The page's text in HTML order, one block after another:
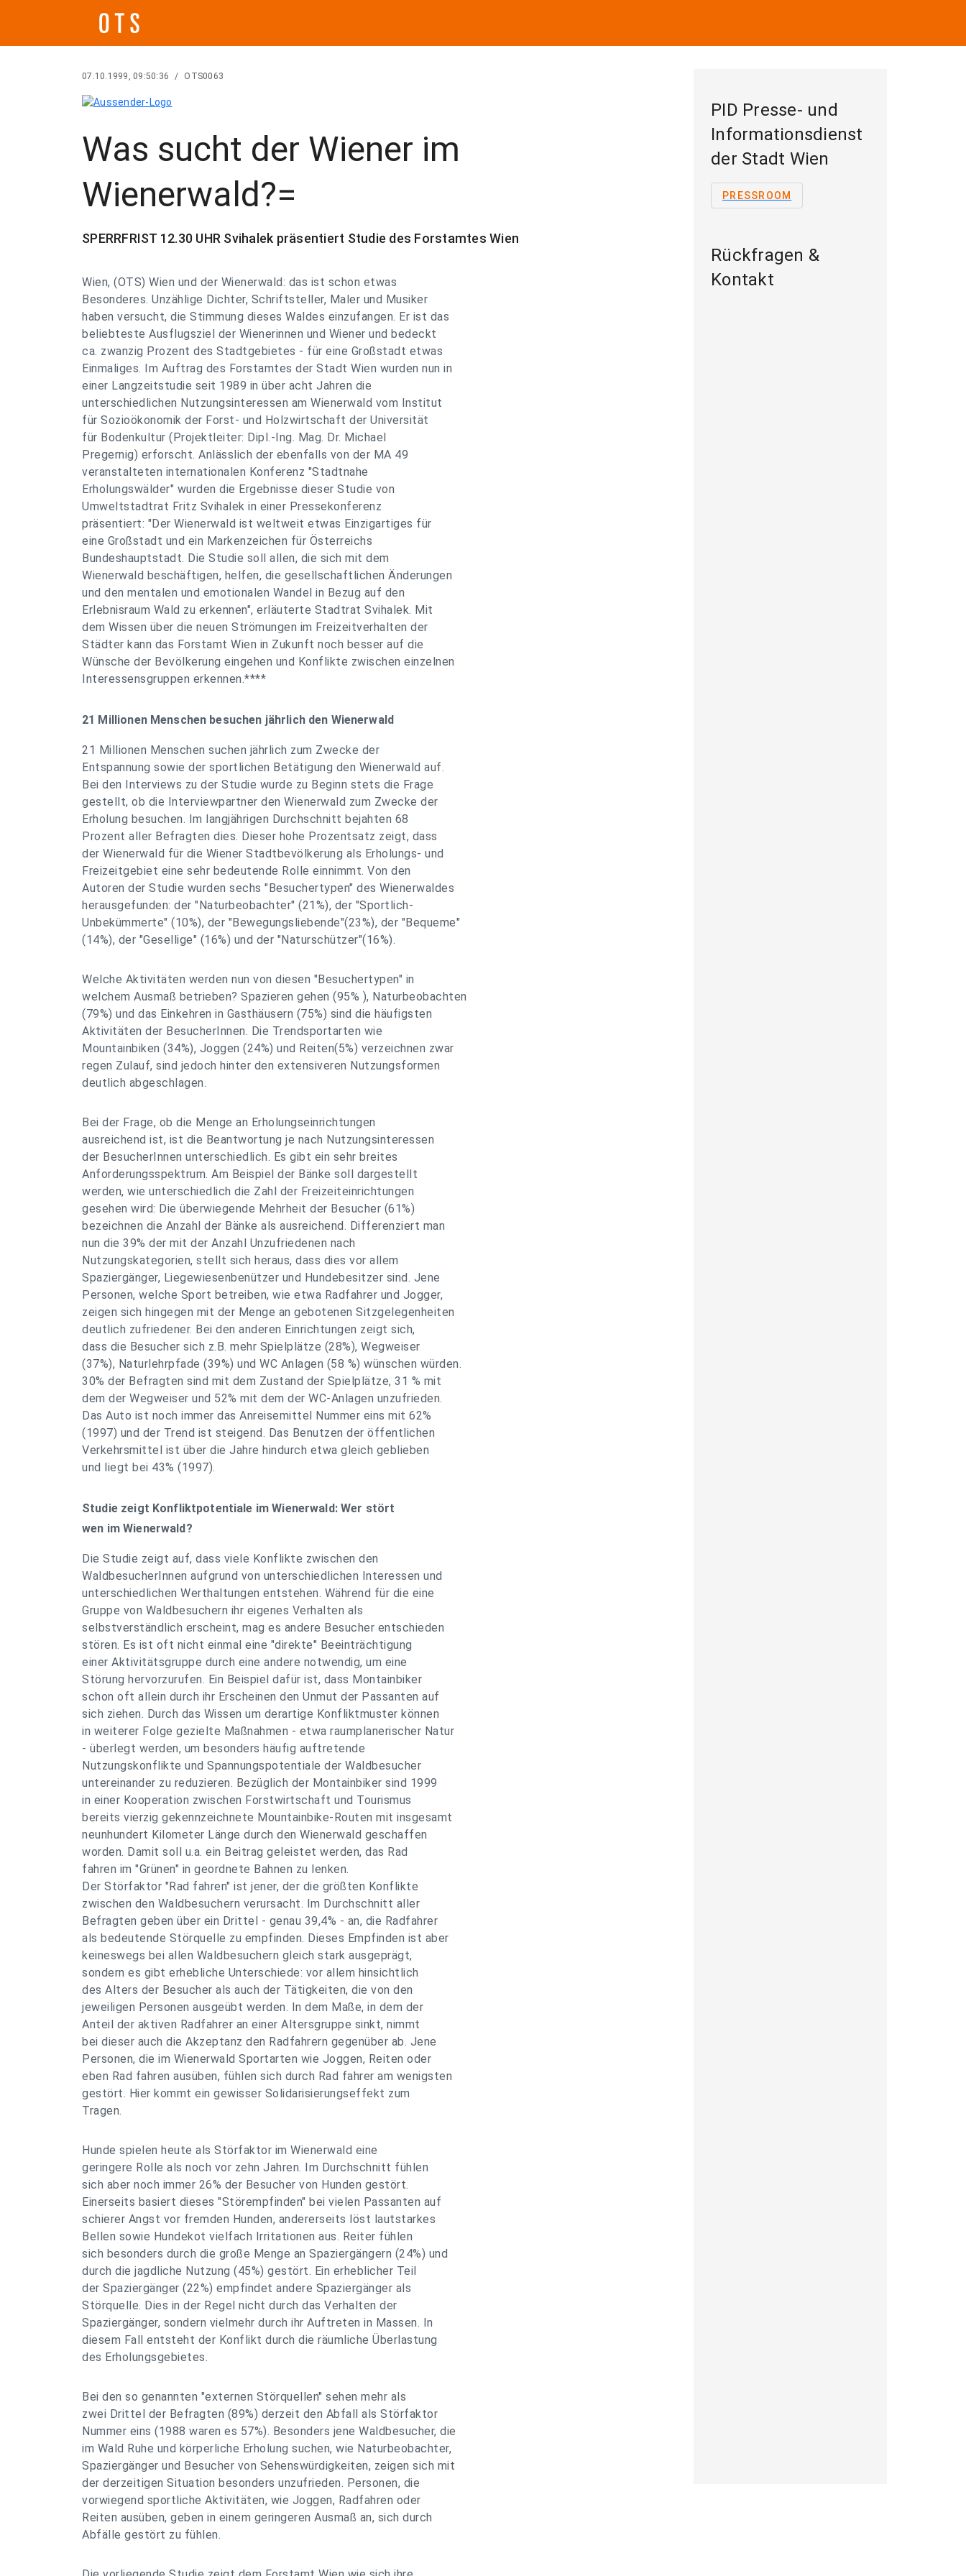
07.10.1999, 09:50:36 / OTS0063
Was sucht der Wiener im
Wienerwald?=
SPERRFRIST 12.30 UHR Svihalek präsentiert Studie des Forstamtes Wien
Wien, (OTS) Wien und der Wienerwald: das ist schon etwas
Besonderes. Unzählige Dichter, Schriftsteller, Maler und Musiker
haben versucht, die Stimmung dieses Waldes einzufangen. Er ist das
beliebteste Ausflugsziel der Wienerinnen und Wiener und bedeckt
ca. zwanzig Prozent des Stadtgebietes - für eine Großstadt etwas
Einmaliges. Im Auftrag des Forstamtes der Stadt Wien wurden nun in
einer Langzeitstudie seit 1989 in über acht Jahren die
unterschiedlichen Nutzungsinteressen am Wienerwald vom Institut
für Sozioökonomik der Forst- und Holzwirtschaft der Universität
für Bodenkultur (Projektleiter: Dipl.-Ing. Mag. Dr. Michael
Pregernig) erforscht. Anlässlich der ebenfalls von der MA 49
veranstalteten internationalen Konferenz "Stadtnahe
Erholungswälder" wurden die Ergebnisse dieser Studie von
Umweltstadtrat Fritz Svihalek in einer Pressekonferenz
präsentiert: "Der Wienerwald ist weltweit etwas Einzigartiges für
eine Großstadt und ein Markenzeichen für Österreichs
Bundeshauptstadt. Die Studie soll allen, die sich mit dem
Wienerwald beschäftigen, helfen, die gesellschaftlichen Änderungen
und den mentalen und emotionalen Wandel in Bezug auf den
Erlebnisraum Wald zu erkennen", erläuterte Stadtrat Svihalek. Mit
dem Wissen über die neuen Strömungen im Freizeitverhalten der
Städter kann das Forstamt Wien in Zukunft noch besser auf die
Wünsche der Bevölkerung eingehen und Konflikte zwischen einzelnen
Interessensgruppen erkennen.****
21 Millionen Menschen besuchen jährlich den Wienerwald
21 Millionen Menschen suchen jährlich zum Zwecke der
Entspannung sowie der sportlichen Betätigung den Wienerwald auf.
Bei den Interviews zu der Studie wurde zu Beginn stets die Frage
gestellt, ob die Interviewpartner den Wienerwald zum Zwecke der
Erholung besuchen. Im langjährigen Durchschnitt bejahten 68
Prozent aller Befragten dies. Dieser hohe Prozentsatz zeigt, dass
der Wienerwald für die Wiener Stadtbevölkerung als Erholungs- und
Freizeitgebiet eine sehr bedeutende Rolle einnimmt. Von den
Autoren der Studie wurden sechs "Besuchertypen" des Wienerwaldes
herausgefunden: der "Naturbeobachter" (21%), der "Sportlich-
Unbekümmerte" (10%), der "Bewegungsliebende"(23%), der "Bequeme"
(14%), der "Gesellige" (16%) und der "Naturschützer"(16%).
Welche Aktivitäten werden nun von diesen "Besuchertypen" in
welchem Ausmaß betrieben? Spazieren gehen (95% ), Naturbeobachten
(79%) und das Einkehren in Gasthäusern (75%) sind die häufigsten
Aktivitäten der BesucherInnen. Die Trendsportarten wie
Mountainbiken (34%), Joggen (24%) und Reiten(5%) verzeichnen zwar
regen Zulauf, sind jedoch hinter den extensiveren Nutzungsformen
deutlich abgeschlagen.
Bei der Frage, ob die Menge an Erholungseinrichtungen
ausreichend ist, ist die Beantwortung je nach Nutzungsinteressen
der BesucherInnen unterschiedlich. Es gibt ein sehr breites
Anforderungsspektrum. Am Beispiel der Bänke soll dargestellt
werden, wie unterschiedlich die Zahl der Freizeiteinrichtungen
gesehen wird: Die überwiegende Mehrheit der Besucher (61%)
bezeichnen die Anzahl der Bänke als ausreichend. Differenziert man
nun die 39% der mit der Anzahl Unzufriedenen nach
Nutzungskategorien, stellt sich heraus, dass dies vor allem
Spaziergänger, Liegewiesenbenützer und Hundebesitzer sind. Jene
Personen, welche Sport betreiben, wie etwa Radfahrer und Jogger,
zeigen sich hingegen mit der Menge an gebotenen Sitzgelegenheiten
deutlich zufriedener. Bei den anderen Einrichtungen zeigt sich,
dass die Besucher sich z.B. mehr Spielplätze (28%), Wegweiser
(37%), Naturlehrpfade (39%) und WC Anlagen (58 %) wünschen würden.
30% der Befragten sind mit dem Zustand der Spielplätze, 31 % mit
dem der Wegweiser und 52% mit dem der WC-Anlagen unzufrieden.
Das Auto ist noch immer das Anreisemittel Nummer eins mit 62%
(1997) und der Trend ist steigend. Das Benutzen der öffentlichen
Verkehrsmittel ist über die Jahre hindurch etwa gleich geblieben
und liegt bei 43% (1997).
Studie zeigt Konfliktpotentiale im Wienerwald: Wer stört
wen im Wienerwald?
Die Studie zeigt auf, dass viele Konflikte zwischen den
WaldbesucherInnen aufgrund von unterschiedlichen Interessen und
unterschiedlichen Werthaltungen entstehen. Während für die eine
Gruppe von Waldbesuchern ihr eigenes Verhalten als
selbstverständlich erscheint, mag es andere Besucher entschieden
stören. Es ist oft nicht einmal eine "direkte" Beeinträchtigung
einer Aktivitätsgruppe durch eine andere notwendig, um eine
Störung hervorzurufen. Ein Beispiel dafür ist, dass Montainbiker
schon oft allein durch ihr Erscheinen den Unmut der Passanten auf
sich ziehen. Durch das Wissen um derartige Konfliktmuster können
in weiterer Folge gezielte Maßnahmen - etwa raumplanerischer Natur
- überlegt werden, um besonders häufig auftretende
Nutzungskonflikte und Spannungspotentiale der Waldbesucher
untereinander zu reduzieren. Bezüglich der Montainbiker sind 1999
in einer Kooperation zwischen Forstwirtschaft und Tourismus
bereits vierzig gekennzeichnete Mountainbike-Routen mit insgesamt
neunhundert Kilometer Länge durch den Wienerwald geschaffen
worden. Damit soll u.a. ein Beitrag geleistet werden, das Rad
fahren im "Grünen" in geordnete Bahnen zu lenken.
Der Störfaktor "Rad fahren" ist jener, der die größten Konflikte
zwischen den Waldbesuchern verursacht. Im Durchschnitt aller
Befragten geben über ein Drittel - genau 39,4% - an, die Radfahrer
als bedeutende Störquelle zu empfinden. Dieses Empfinden ist aber
keineswegs bei allen Waldbesuchern gleich stark ausgeprägt,
sondern es gibt erhebliche Unterschiede: vor allem hinsichtlich
des Alters der Besucher als auch der Tätigkeiten, die von den
jeweiligen Personen ausgeübt werden. In dem Maße, in dem der
Anteil der aktiven Radfahrer an einer Altersgruppe sinkt, nimmt
bei dieser auch die Akzeptanz den Radfahrern gegenüber ab. Jene
Personen, die im Wienerwald Sportarten wie Joggen, Reiten oder
eben Rad fahren ausüben, fühlen sich durch Rad fahrer am wenigsten
gestört. Hier kommt ein gewisser Solidarisierungseffekt zum
Tragen.
Hunde spielen heute als Störfaktor im Wienerwald eine
geringere Rolle als noch vor zehn Jahren. Im Durchschnitt fühlen
sich aber noch immer 26% der Besucher von Hunden gestört.
Einerseits basiert dieses "Störempfinden" bei vielen Passanten auf
schierer Angst vor fremden Hunden, andererseits löst lautstarkes
Bellen sowie Hundekot vielfach Irritationen aus. Reiter fühlen
sich besonders durch die große Menge an Spaziergängern (24%) und
durch die jagdliche Nutzung (45%) gestört. Ein erheblicher Teil
der Spaziergänger (22%) empfindet andere Spaziergänger als
Störquelle. Dies in der Regel nicht durch das Verhalten der
Spaziergänger, sondern vielmehr durch ihr Auftreten in Massen. In
diesem Fall entsteht der Konflikt durch die räumliche Überlastung
des Erholungsgebietes.
Bei den so genannten "externen Störquellen" sehen mehr als
zwei Drittel der Befragten (89%) derzeit den Abfall als Störfaktor
Nummer eins (1988 waren es 57%). Besonders jene Waldbesucher, die
im Wald Ruhe und körperliche Erholung suchen, wie Naturbeobachter,
Spaziergänger und Besucher von Sehenswürdigkeiten, zeigen sich mit
der derzeitigen Situation besonders unzufrieden. Personen, die
vorwiegend sportliche Aktivitäten, wie Joggen, Radfahren oder
Reiten ausüben, geben in einem geringeren Ausmaß an, sich durch
Abfälle gestört zu fühlen.
PID Presse- und
Informationsdienst
der Stadt Wien
PRESSROOM
Rückfragen &
Kontakt